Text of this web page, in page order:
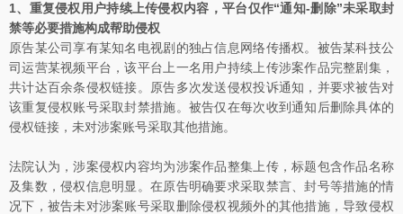
1、重复侵权用户持续上传侵权内容，平台仅作“通知-删除”未采取封
禁等必要措施构成帮助侵权
原告某公司享有某知名电视剧的独占信息网络传播权。被告某科技公
司运营某视频平台，该平台上一名用户持续上传涉案作品完整剧集，
共计达百余条侵权链接。原告多次发送侵权投诉通知，并要求被告对
该重复侵权账号采取封禁措施。被告仅在每次收到通知后删除具体的
侵权链接，未对涉案账号采取其他措施。
法院认为，涉案侵权内容均为涉案作品整集上传，标题包含作品名称
及集数，侵权信息明显。在原告明确要求采取禁言、封号等措施的情
况下，被告未对涉案账号采取删除侵权视频外的其他措施，导致侵权